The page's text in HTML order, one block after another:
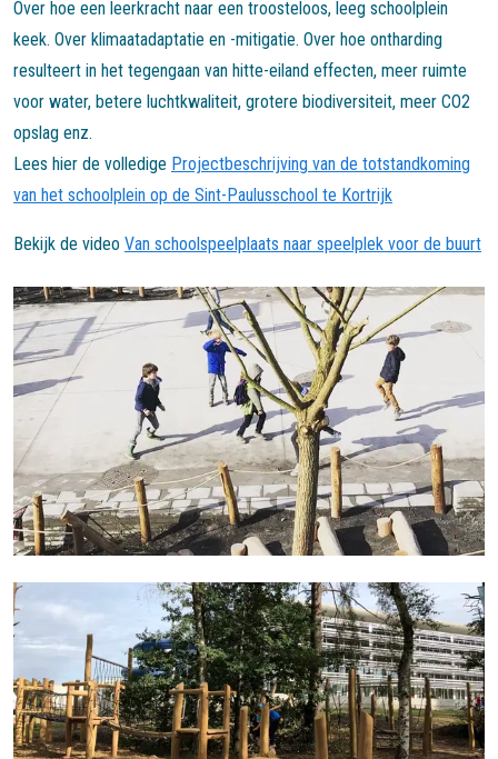
Over hoe een leerkracht naar een troosteloos, leeg schoolplein
keek. Over klimaatadaptatie en -mitigatie. Over hoe ontharding
resulteert in het tegengaan van hitte-eiland effecten, meer ruimte
voor water, betere luchtkwaliteit, grotere biodiversiteit, meer CO2
opslag enz.
Lees hier de volledige Projectbeschrijving van de totstandkoming
van het schoolplein op de Sint-Paulusschool te Kortrijk
Bekijk de video Van schoolspeelplaats naar speelplek voor de buurt